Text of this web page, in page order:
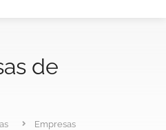
de
Empresas